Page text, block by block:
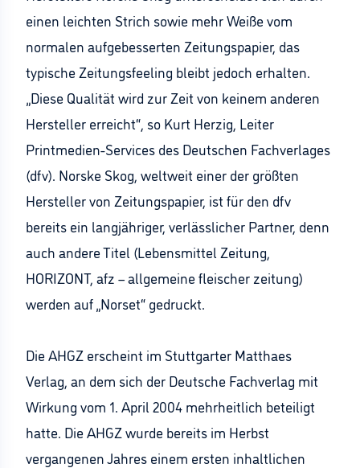
einen leichten Strich sowie mehr Weiße vom
normalen aufgebesserten Zeitungspapier, das
typische Zeitungsfeeling bleibt jedoch erhalten.
„Diese Qualität wird zur Zeit von keinem anderen
Hersteller erreicht“, so Kurt Herzig, Leiter
Printmedien-Services des Deutschen Fachverlages
(dfv). Norske Skog, weltweit einer der größten
Hersteller von Zeitungspapier, ist für den dfv
bereits ein langjähriger, verlässlicher Partner, denn
auch andere Titel (Lebensmittel Zeitung,
HORIZONT, afz – allgemeine fleischer zeitung)
werden auf „Norset“ gedruckt.
Die AHGZ erscheint im Stuttgarter Matthaes
Verlag, an dem sich der Deutsche Fachverlag mit
Wirkung vom 1. April 2004 mehrheitlich beteiligt
hatte. Die AHGZ wurde bereits im Herbst
vergangenen Jahres einem ersten inhaltlichen